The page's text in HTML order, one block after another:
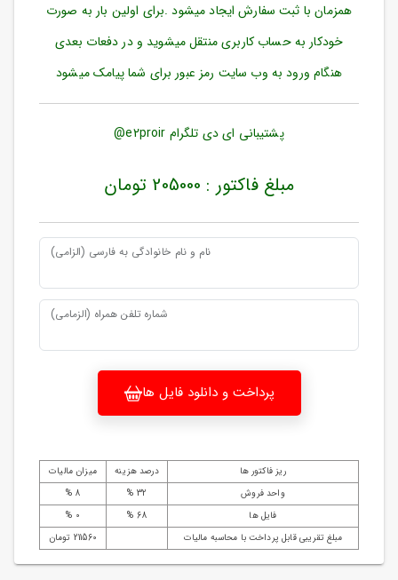
مندی
ها
همزمان با ثبت سفارش ایجاد میشود .برای اولین بار به صورت
خودکار به حساب کاربری منتقل میشوید و در دفعات بعدی
هنگام ورود به وب سایت رمز عبور برای شما پیامک میشود
پشتیبانی ای دی تلگرام e2proir@
مبلغ فاکتور : 205000 تومان
نام و نام خانوادگی به فارسی (الزامی)
شماره تلفن همراه (الزمامی)
پرداخت و دانلود فایل ها
ریز فاکتور ها درصد هزینه
میزان مالیات
واحد فروش
32 %
8 %
فایل ها
68 %
0 %
مبلغ تقریبی قابل پرداخت با محاسبه مالیات
211560 تومان